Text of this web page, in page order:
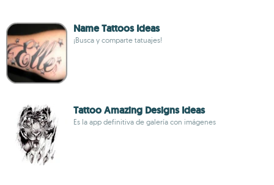
Name Tattoos Ideas
¡Busca y comparte tatuajes!
Tattoo Amazing Designs Ideas
Es la app definitiva de galería con imágenes